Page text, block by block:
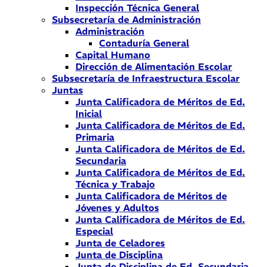
Inspección Técnica General
Subsecretaría de Administración
Administración
Contaduría General
Capital Humano
Dirección de Alimentación Escolar
Subsecretaría de Infraestructura Escolar
Juntas
Junta Calificadora de Méritos de Ed.
Inicial
Junta Calificadora de Méritos de Ed.
Primaria
Junta Calificadora de Méritos de Ed.
Secundaria
Junta Calificadora de Méritos de Ed.
Técnica y Trabajo
Junta Calificadora de Méritos de
Jóvenes y Adultos
Junta Calificadora de Méritos de Ed.
Especial
Junta de Celadores
Junta de Disciplina